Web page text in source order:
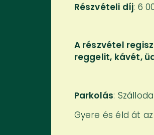
Részvételi díj: 6
A részvétel
reggelit, kávét,
Parkolás:
Gyere és éld át